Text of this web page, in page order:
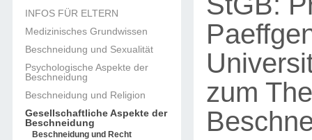
INFOS FÜR ELTERN
Medizinisches Grundwissen
Beschneidung und Sexualität
Psychologische Aspekte der
Beschneidung
Beschneidung und Religion
Gesellschaftliche Aspekte der
Beschneidung
Beschneidung und Recht
zum